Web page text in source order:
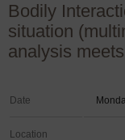
Bodily
situation
analysis
Date
Location